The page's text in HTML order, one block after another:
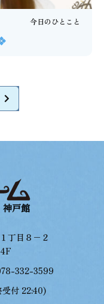
今日のひとこと
丁目８−２
332-3599
付 22:40)